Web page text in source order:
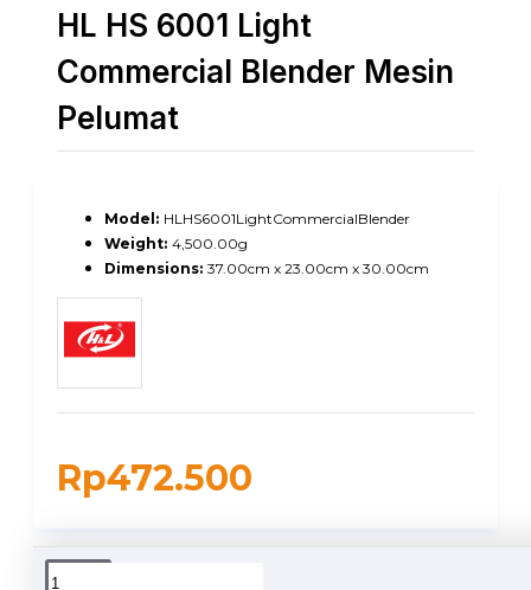
HL HS 6001 Light
Commercial Blender Mesin
Pelumat
Rp472.500
Model: HLHS6001LightCommercialBlender
Weight: 4,500.00g
Dimensions: 37.00cm x 23.00cm x 30.00cm
DUKUNGAN PENGIRIMAN